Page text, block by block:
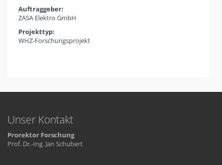
Auftraggeber:
ZASA Elektro GmbH
Projekttyp:
WHZ-Forschungsprojekt
Unser Kontakt
Prorektor Forschung
Prof. Dr.-Ing. Jan Schubert